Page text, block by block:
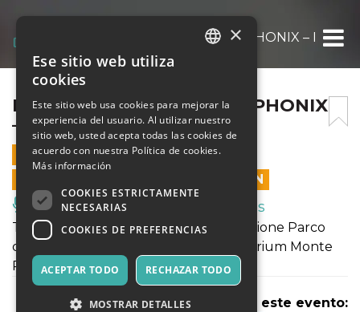
MAURO OTTOLINI SOUSAPHONIX –
MAURO OTTOLINI SOUSAPHONIX
– BUSTER KLUSTER
4 NOVIEMBRE 2024 - 20:30
LAS VENTAS EN LÍNEA TERMINARON
Música, Eventos en Vivo, Clubes
Terzo appuntamento della collaborazione Parco
della Luce Blue Note Milano in Auditorium Monte
Rosa 91
Compartir este evento:
SPANISH
×
Ese sitio web utiliza
cookies
Este sitio web usa cookies para mejorar la
experiencia del usuario. Al utilizar nuestro
sitio web, usted acepta todas las cookies de
acuerdo con nuestra Política de cookies.
Más información
COOKIES ESTRICTAMENTE
NECESARIAS
COOKIES DE PREFERENCIAS
ACEPTAR TODO RECHAZAR TODO
MOSTRAR DETALLES